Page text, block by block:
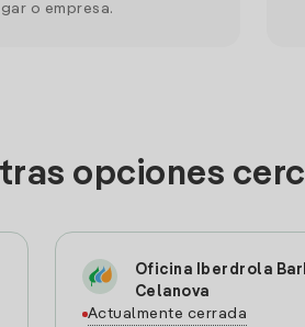
o empresa.
opciones
Oficina Iberdrola
Celanova
Actualmente cerrada